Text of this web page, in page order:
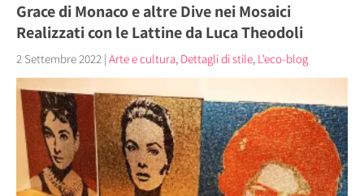
Grace di Monaco e altre Dive nei Mosaici
Realizzati con le Lattine da Luca Theodoli
2 Settembre 2022 | Arte e cultura, Dettagli di stile, L'eco-blog